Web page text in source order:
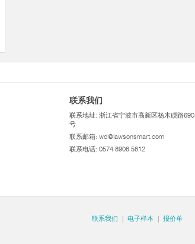
联系我们
联系地址: 浙江省宁波市高新区杨木碶路690
号
联系邮箱: wd@lawsonsmart.com
联系电话: 0574 8908 5812
联系我们 | 电子样本 | 报价单